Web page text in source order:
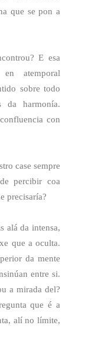
que se pon a
E esa
atemporal
sobre todo
da harmonía.
con
case sempre
percibir coa
precisaría?
alá da intensa,
que a oculta.
da mente
entre si.
a mirada del?
que é a
alí no límite,